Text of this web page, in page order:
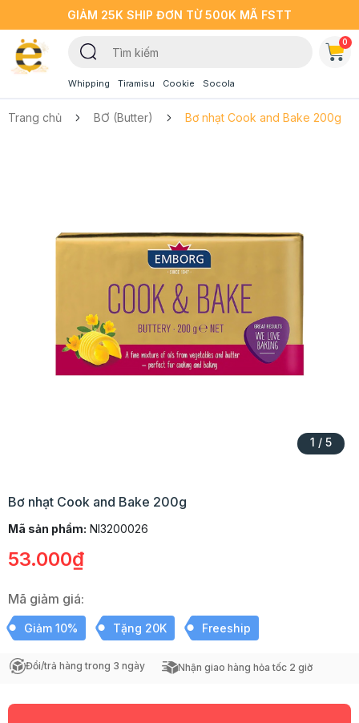
GIẢM 25K SHIP ĐƠN TỪ 500K MÃ FSTT
Whipping Tiramisu Cookie Socola
0
Trang chủ BƠ (Butter) Bơ nhạt Cook and Bake 200g
1 / 5
Bơ nhạt Cook and Bake 200g
Mã sản phẩm: Nl3200026
53.000₫
Mã giảm giá:
Giảm 10% Tặng 20K Freeship
Đổi/trả hàng trong 3 ngày Nhận giao hàng hỏa tốc 2 giờ